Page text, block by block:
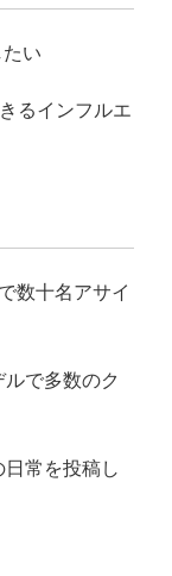
い
るインフルエ
数十名アサイ
で多数のク
常を投稿し